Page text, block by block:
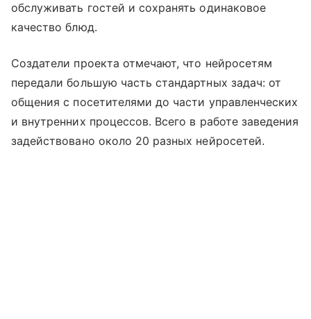
обслуживать гостей и сохранять одинаковое
качество блюд.
Создатели проекта отмечают, что нейросетям
передали большую часть стандартных задач: от
общения с посетителями до части управленческих
и внутренних процессов. Всего в работе заведения
задействовано около 20 разных нейросетей.